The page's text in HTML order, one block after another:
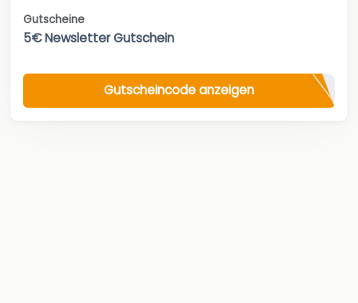
Gutscheine
5€ Newsletter Gutschein
Gutscheincode anzeigen